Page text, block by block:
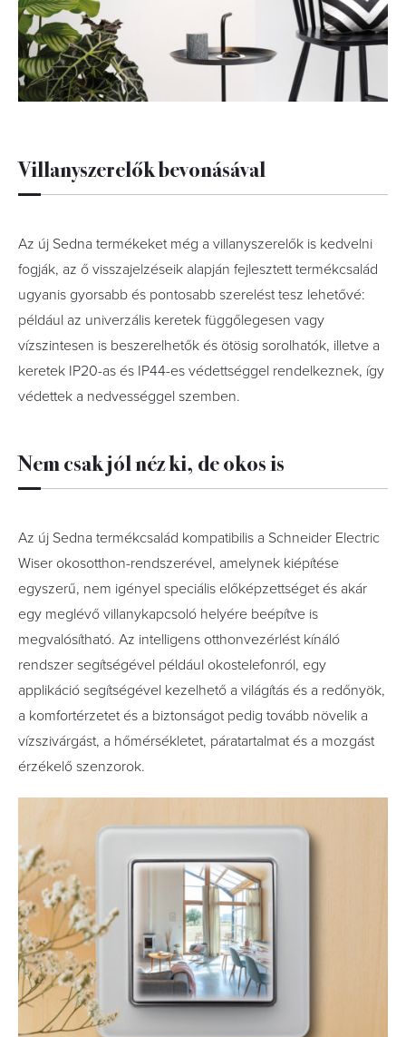
Villanyszerelők bevonásával
Az új Sedna termékeket még a villanyszerelők is kedvelni
fogják, az ő visszajelzéseik alapján fejlesztett termékcsalád
ugyanis gyorsabb és pontosabb szerelést tesz lehetővé:
például az univerzális keretek függőlegesen vagy
vízszintesen is beszerelhetők és ötösig sorolhatók, illetve a
keretek IP20-as és IP44-es védettséggel rendelkeznek, így
védettek a nedvességgel szemben.
Nem csak jól néz ki, de okos is
Az új Sedna termékcsalád kompatibilis a Schneider Electric
Wiser okosotthon-rendszerével, amelynek kiépítése
egyszerű, nem igényel speciális előképzettséget és akár
egy meglévő villanykapcsoló helyére beépítve is
megvalósítható. Az intelligens otthonvezérlést kínáló
rendszer segítségével például okostelefonról, egy
applikáció segítségével kezelhető a világítás és a redőnyök,
a komfortérzetet és a biztonságot pedig tovább növelik a
vízszivárgást, a hőmérsékletet, páratartalmat és a mozgást
érzékelő szenzorok.